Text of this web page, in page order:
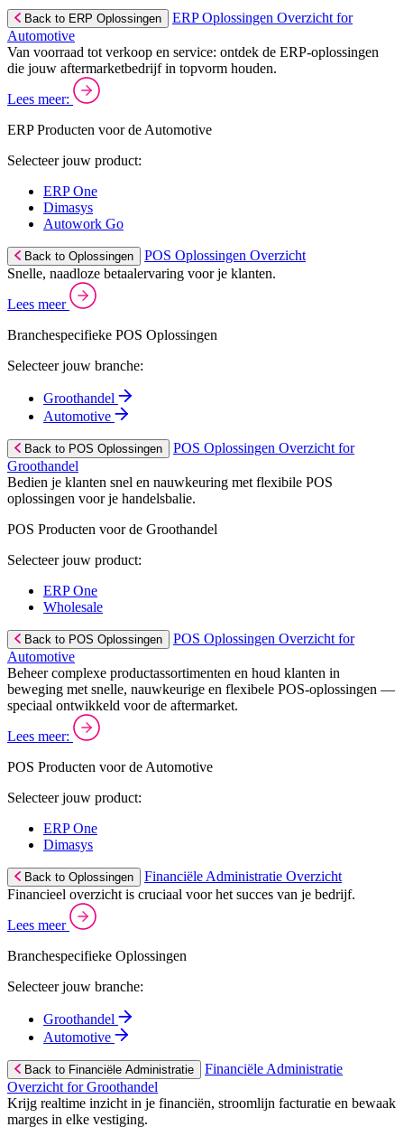
Back to ERP Oplossingen
ERP Oplossingen Overzicht for
Automotive
Van voorraad tot verkoop en service: ontdek de ERP-oplossingen
die jouw aftermarketbedrijf in topvorm houden.
Lees meer:
ERP Producten voor de Automotive
Selecteer jouw product:
ERP One
Dimasys
Autowork Go
Back to Oplossingen
POS Oplossingen Overzicht
Snelle, naadloze betaalervaring voor je klanten.
Lees meer
Branchespecifieke POS Oplossingen
Selecteer jouw branche:
Groothandel
Automotive
Back to POS Oplossingen
POS Oplossingen Overzicht for
Groothandel
Bedien je klanten snel en nauwkeuring met flexibile POS
oplossingen voor je handelsbalie.
POS Producten voor de Groothandel
Selecteer jouw product:
ERP One
Wholesale
Back to POS Oplossingen
POS Oplossingen Overzicht for
Automotive
Beheer complexe productassortimenten en houd klanten in
beweging met snelle, nauwkeurige en flexibele POS-oplossingen —
speciaal ontwikkeld voor de aftermarket.
Lees meer:
POS Producten voor de Automotive
Selecteer jouw product:
ERP One
Dimasys
Back to Oplossingen
Financiële Administratie Overzicht
Financieel overzicht is cruciaal voor het succes van je bedrijf.
Lees meer
Branchespecifieke Oplossingen
Selecteer jouw branche:
Groothandel
Automotive
Back to Financiële Administratie
Financiële Administratie
Overzicht for Groothandel
Krijg realtime inzicht in je financiën, stroomlijn facturatie en bewaak
marges in elke vestiging.